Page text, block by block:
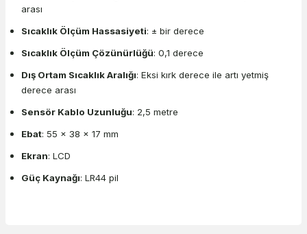
arası
Sıcaklık Ölçüm Hassasiyeti: ± bir derece
Sıcaklık Ölçüm Çözünürlüğü: 0,1 derece
Dış Ortam Sıcaklık Aralığı: Eksi kırk derece ile artı yetmiş
derece arası
Sensör Kablo Uzunluğu: 2,5 metre
Ebat: 55 x 38 x 17 mm
Ekran: LCD
Güç Kaynağı: LR44 pil